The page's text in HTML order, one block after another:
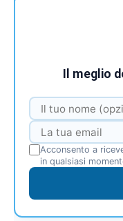
Il meglio
Acconsento a
in qualsiasi